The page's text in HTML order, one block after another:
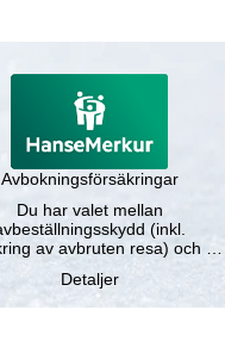
Avbokningsförsäkringar
Du har valet mellan
(inkl.
av avbruten resa) och …
Detaljer